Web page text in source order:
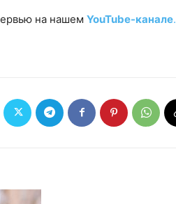
на нашем YouTube-канале.